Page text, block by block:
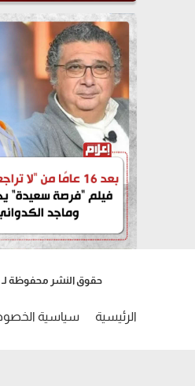
حقوق النشر محفوظة
الرئيسية سياسية